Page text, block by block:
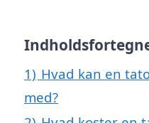
1) Hvad kan en
med?